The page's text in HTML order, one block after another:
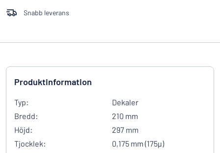
Snabb leverans
Produktinformation
Typ:
Dekaler
Bredd:
210 mm
Höjd:
297 mm
Tjocklek:
0,175 mm (175µ)